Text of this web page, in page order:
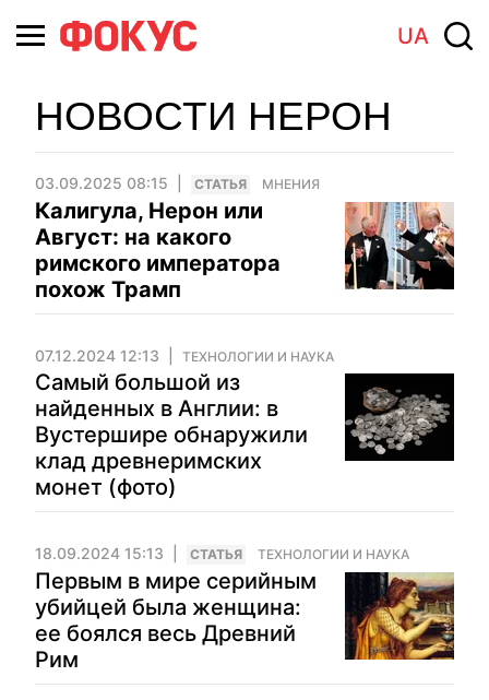
UA
НОВОСТИ НЕРОН
03.09.2025 08:15 CТАТЬЯ МНЕНИЯ
Калигула, Нерон или
Август: на какого
римского императора
похож Трамп
07.12.2024 12:13 ТЕХНОЛОГИИ И НАУКА
Самый большой из
найденных в Англии: в
Вустершире обнаружили
клад древнеримских
монет (фото)
18.09.2024 15:13 CТАТЬЯ ТЕХНОЛОГИИ И НАУКА
Первым в мире серийным
убийцей была женщина:
ее боялся весь Древний
Рим